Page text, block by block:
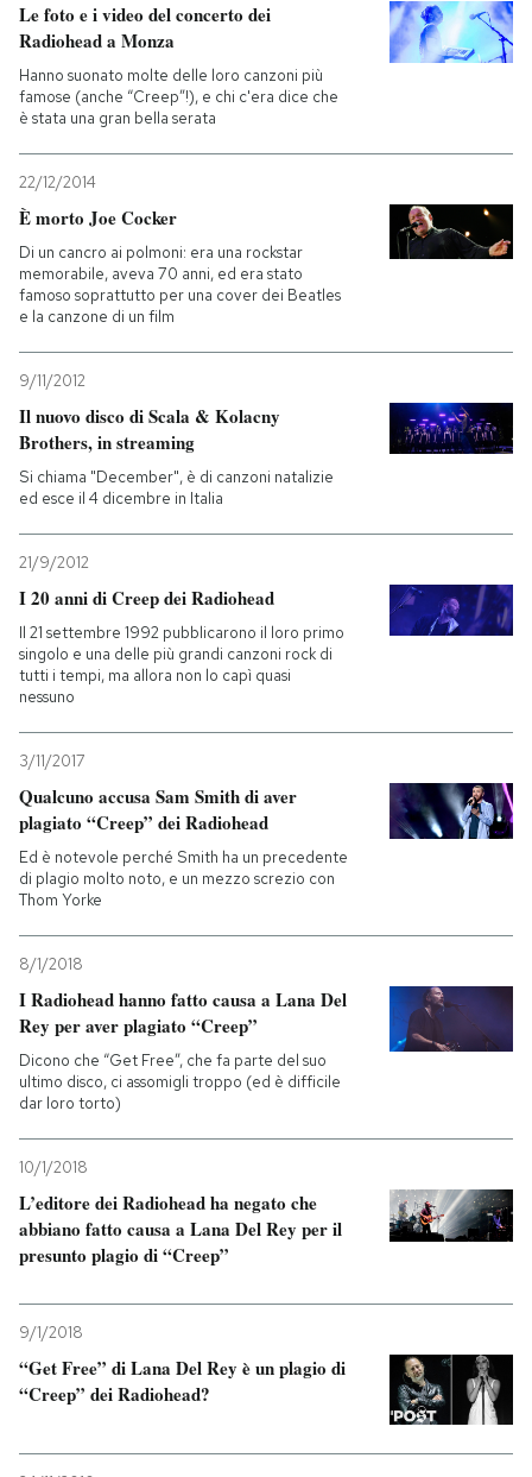
Le foto e i video del concerto dei
Radiohead a Monza
Hanno suonato molte delle loro canzoni più
famose (anche “Creep”!), e chi c'era dice che
è stata una gran bella serata
22/12/2014
È morto Joe Cocker
Di un cancro ai polmoni: era una rockstar
memorabile, aveva 70 anni, ed era stato
famoso soprattutto per una cover dei Beatles
e la canzone di un film
9/11/2012
Il nuovo disco di Scala & Kolacny
Brothers, in streaming
Si chiama "December", è di canzoni natalizie
ed esce il 4 dicembre in Italia
21/9/2012
I 20 anni di Creep dei Radiohead
Il 21 settembre 1992 pubblicarono il loro primo
singolo e una delle più grandi canzoni rock di
tutti i tempi, ma allora non lo capì quasi
nessuno
3/11/2017
Qualcuno accusa Sam Smith di aver
plagiato “Creep” dei Radiohead
Ed è notevole perché Smith ha un precedente
di plagio molto noto, e un mezzo screzio con
Thom Yorke
8/1/2018
I Radiohead hanno fatto causa a Lana Del
Rey per aver plagiato “Creep”
Dicono che “Get Free”, che fa parte del suo
ultimo disco, ci assomigli troppo (ed è difficile
dar loro torto)
10/1/2018
L’editore dei Radiohead ha negato che
abbiano fatto causa a Lana Del Rey per il
presunto plagio di “Creep”
9/1/2018
“Get Free” di Lana Del Rey è un plagio di
“Creep” dei Radiohead?